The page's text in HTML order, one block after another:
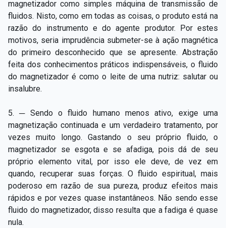
magnetizador como simples máquina de transmissão de
fluidos. Nisto, como em todas as coisas, o produto está na
razão do instrumento e do agente produtor. Por estes
motivos, seria imprudência submeter-se à ação magnética
do primeiro desconhecido que se apresente. Abstração
feita dos conhecimentos práticos indispensáveis, o fluido
do magnetizador é como o leite de uma nutriz: salutar ou
insalubre.
5. ─ Sendo o fluido humano menos ativo, exige uma
magnetização continuada e um verdadeiro tratamento, por
vezes muito longo. Gastando o seu próprio fluido, o
magnetizador se esgota e se afadiga, pois dá de seu
próprio elemento vital, por isso ele deve, de vez em
quando, recuperar suas forças. O fluido espiritual, mais
poderoso em razão de sua pureza, produz efeitos mais
rápidos e por vezes quase instantâneos. Não sendo esse
fluido do magnetizador, disso resulta que a fadiga é quase
nula.